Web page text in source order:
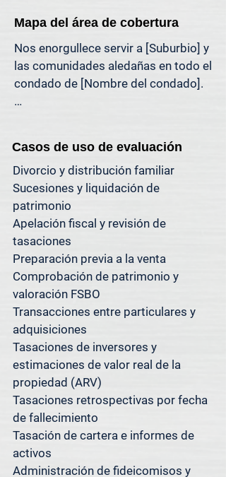
Mapa del área de cobertura
Nos enorgullece servir a [Suburbio] y
las comunidades aledañas en todo el
condado de [Nombre del condado].
tasaciones en el área de [Suburbio].
Si se encuentra cerca y no está
seguro de si atendemos su
propiedad, simplemente pregunte;
con gusto le confirmaremos.
¿Tiene propiedades en varios
mercados? Tenemos lo que
necesita.
Además de servir a [Suburbio],
Spacedesk Appraisal Group también
ofrece servicios de tasación en
Austin, San Antonio, Houston y el
área metropolitana de Dallas-Fort
Worth.
Nuestros sistemas centralizados y
nuestra metodología consistente
nos permiten ofrecer tasaciones
Casos de uso de evaluación
Divorcio y distribución familiar
Sucesiones y liquidación de
patrimonio
Apelación fiscal y revisión de
tasaciones
Preparación previa a la venta
Comprobación de patrimonio y
valoración FSBO
Transacciones entre particulares y
adquisiciones
Tasaciones de inversores y
estimaciones de valor real de la
propiedad (ARV)
Tasaciones retrospectivas por fecha
de fallecimiento
Tasación de cartera e informes de
activos
Administración de fideicomisos y